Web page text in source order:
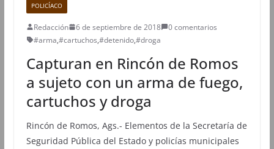
POLICÍACO
Redacción 6 de septiembre de 2018
0 comentarios
#arma,#cartuchos,#detenido,#droga
Capturan en Rincón de Romos
a sujeto con un arma de fuego,
cartuchos y droga
Rincón de Romos, Ags.- Elementos de la Secretaría de
Seguridad Pública del Estado y policías municipales